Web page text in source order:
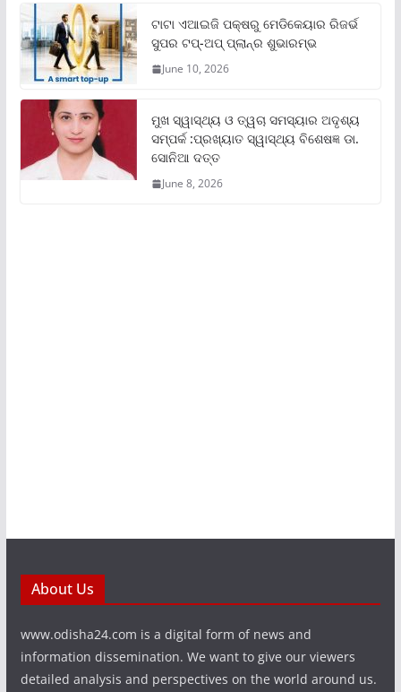
ଟାଟା ଏଆଇଜି ପକ୍ଷରୁ ମେଡିକେୟାର ରିଜର୍ଭ
ସୁପର ଟପ୍‌-ଅପ୍ ପ୍ଲାନ୍‌ର ଶୁଭାରମ୍ଭ
June 10, 2026
ମୁଖ ସ୍ୱାସ୍ଥ୍ୟ ଓ ତ୍ୱଚା ସମସ୍ୟାର ଅଦୃଶ୍ୟ
ସମ୍ପର୍କ :ପ୍ରଖ୍ୟାତ ସ୍ୱାସ୍ଥ୍ୟ ବିଶେଷଜ୍ଞ ଡା.
ସୋନିଆ ଦତ୍ତ
June 8, 2026
About Us
www.odisha24.com is a digital form of news and
information dissemination. We want to give our viewers
detailed analysis and perspectives on the world around us.